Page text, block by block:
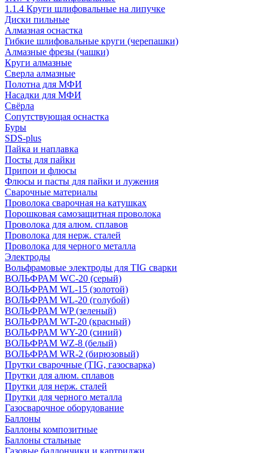
1.1.4 Круги шлифовальные на липучке
Диски пильные
Алмазная оснастка
Гибкие шлифовальные круги (черепашки)
Алмазные фрезы (чашки)
Круги алмазные
Сверла алмазные
Полотна для МФИ
Насадки для МФИ
Свёрла
Сопутствующая оснастка
Буры
SDS-plus
Пайка и наплавка
Посты для пайки
Припои и флюсы
Флюсы и пасты для пайки и лужения
Сварочные материалы
Проволока сварочная на катушках
Порошковая самозащитная проволока
Проволока для алюм. сплавов
Проволока для нерж. сталей
Проволока для черного металла
Электроды
Вольфрамовые электроды для TIG сварки
ВОЛЬФРАМ WC-20 (серый)
ВОЛЬФРАМ WL-15 (золотой)
ВОЛЬФРАМ WL-20 (голубой)
ВОЛЬФРАМ WP (зеленый)
ВОЛЬФРАМ WT-20 (красный)
ВОЛЬФРАМ WY-20 (синий)
ВОЛЬФРАМ WZ-8 (белый)
ВОЛЬФРАМ WR-2 (бирюзовый)
Прутки сварочные (TIG, газосварка)
Прутки для алюм. сплавов
Прутки для нерж. сталей
Прутки для черного металла
Газосварочное оборудование
Баллоны
Баллоны композитные
Баллоны стальные
Газовые баллончики и картриджи